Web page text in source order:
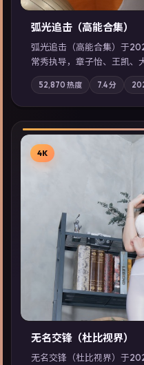
弧光追击（高能合集）
弧光追击（高能合集）于
常秀执导，章子怡、王凯、
轴，科技与人性的边界在实
地域气质；站内亦可通过「
展检索同类型高分佳作，畅
52,870 热度 7.4分
4K
无名交锋（杜比视界）
无名交锋（杜比视界）于